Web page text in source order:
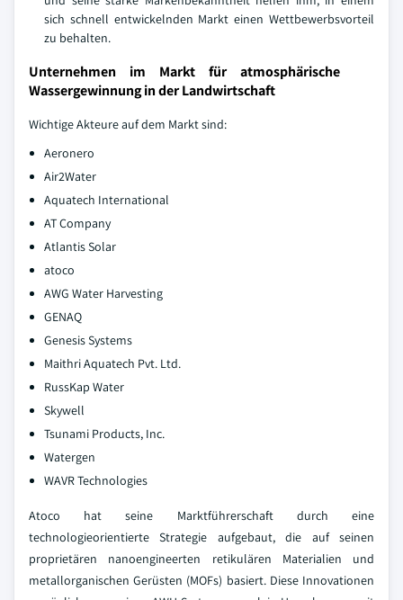
sich schnell entwickelnden Markt einen Wettbewerbsvorteil
zu behalten.
Unternehmen im Markt für atmosphärische
Wassergewinnung in der Landwirtschaft
Wichtige Akteure auf dem Markt sind:
Aeronero
Air2Water
Aquatech International
AT Company
Atlantis Solar
atoco
AWG Water Harvesting
GENAQ
Genesis Systems
Maithri Aquatech Pvt. Ltd.
RussKap Water
Skywell
Tsunami Products, Inc.
Watergen
WAVR Technologies
Atoco hat seine Marktführerschaft durch eine
technologieorientierte Strategie aufgebaut, die auf seinen
proprietären nanoengineerten retikulären Materialien und
metallorganischen Gerüsten (MOFs) basiert. Diese Innovationen